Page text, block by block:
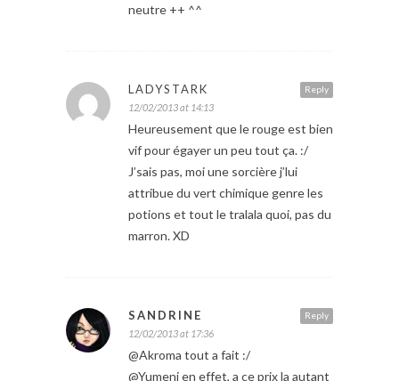
neutre ++ ^^
Reply
LADYSTARK
12/02/2013 at 14:13
Heureusement que le rouge est bien
vif pour égayer un peu tout ça. :/
J’sais pas, moi une sorcière j’lui
attribue du vert chimique genre les
potions et tout le tralala quoi, pas du
marron. XD
Reply
SANDRINE
12/02/2013 at 17:36
@Akroma tout a fait :/
@Yumeni en effet, a ce prix la autant